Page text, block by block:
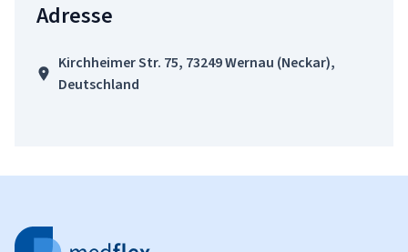
Adresse
Kirchheimer Str. 75, 73249 Wernau (Neckar),
Deutschland